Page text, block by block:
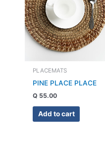
PLACEMATS
PINE PLACE PLACE
Q 55.00
Add to cart